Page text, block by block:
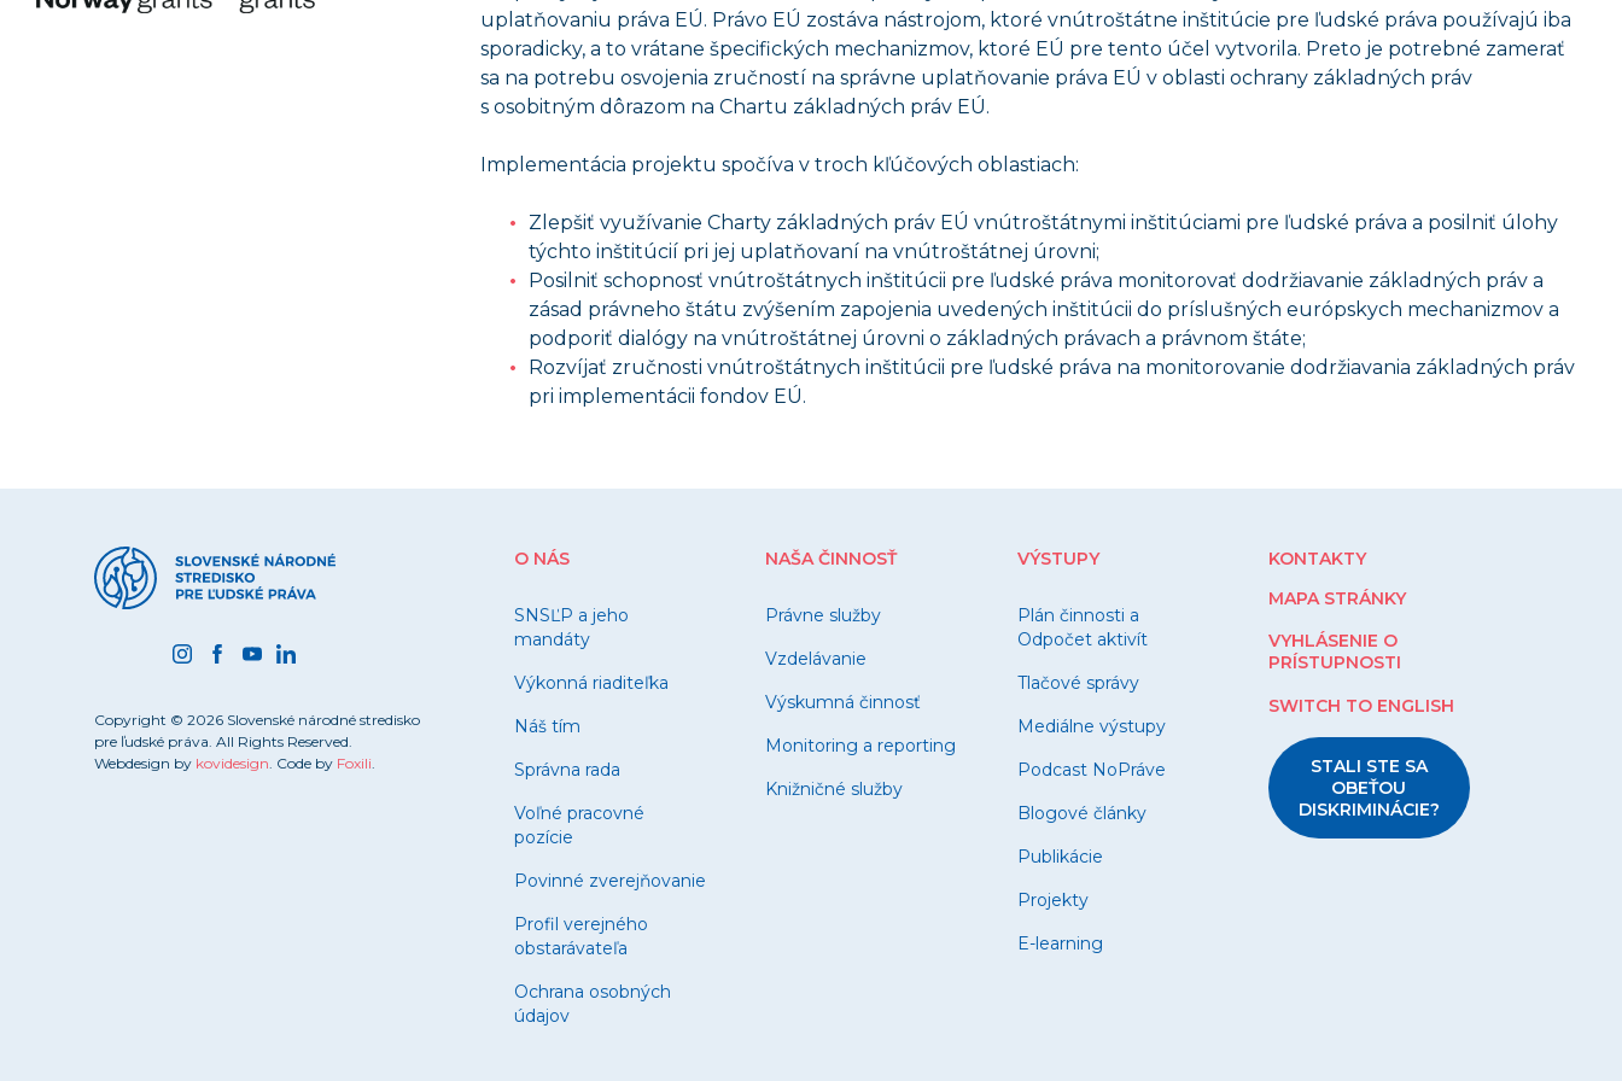
uplatňovaniu práva EÚ. Právo EÚ zostáva nástrojom, ktoré vnútroštátne inštitúcie pre ľudské práva používajú iba
sporadicky, a to vrátane špecifických mechanizmov, ktoré EÚ pre tento účel vytvorila. Preto je potrebné zamerať
sa na potrebu osvojenia zručností na správne uplatňovanie práva EÚ v oblasti ochrany základných práv
s osobitným dôrazom na Chartu základných práv EÚ.
Implementácia projektu spočíva v troch kľúčových oblastiach:
Zlepšiť využívanie Charty základných práv EÚ vnútroštátnymi inštitúciami pre ľudské práva a posilniť úlohy
týchto inštitúcií pri jej uplatňovaní na vnútroštátnej úrovni;
Posilniť schopnosť vnútroštátnych inštitúcii pre ľudské práva monitorovať dodržiavanie základných práv a
zásad právneho štátu zvýšením zapojenia uvedených inštitúcii do príslušných európskych mechanizmov a
podporiť dialógy na vnútroštátnej úrovni o základných právach a právnom štáte;
Rozvíjať zručnosti vnútroštátnych inštitúcii pre ľudské práva na monitorovanie dodržiavania základných práv
pri implementácii fondov EÚ.
O NÁS
SNSĽP a jeho
mandáty
Výkonná riaditeľka
Náš tím
Správna rada
Voľné pracovné
pozície
Povinné zverejňovanie
Profil verejného
obstarávateľa
Ochrana osobných
údajov
NAŠA ČINNOSŤ
Právne služby
Vzdelávanie
Výskumná činnosť
Monitoring a reporting
Knižničné služby
VÝSTUPY
Plán činnosti a
Odpočet aktivít
Tlačové správy
Mediálne výstupy
Podcast NoPráve
Blogové články
Publikácie
Projekty
E-learning
KONTAKTY
MAPA STRÁNKY
VYHLÁSENIE O
PRÍSTUPNOSTI
SWITCH TO ENGLISH
STALI STE SA
OBEŤOU
DISKRIMINÁCIE?
Copyright © 2026 Slovenské národné stredisko
pre ľudské práva. All Rights Reserved.
Webdesign by kovidesign . Code by Foxili